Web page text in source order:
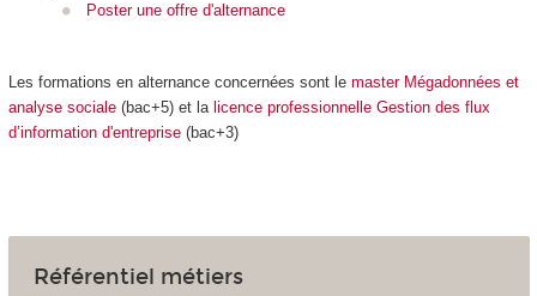
Poster une offre d'alternance
Les formations en alternanceconcernées sont le master Mégadonnées et
analyse sociale(bac+5) et la licence professionnelle Gestion des flux
d’information d'entreprise(bac+3)
Référentiel métiers